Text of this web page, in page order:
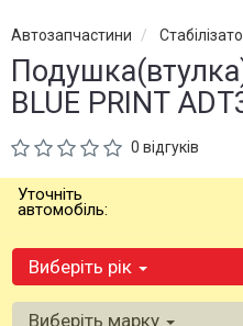
Автозапчастини
BLUE PRINT
0 відгуків
Уточніть
автомобіль:
Виберіть рік
Виберіть марку